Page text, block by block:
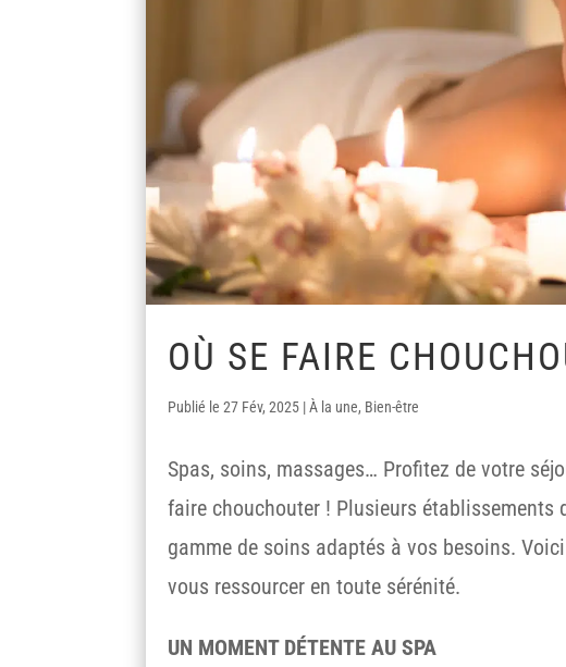
OÙ SE FAIRE
27 Fév, 2025 |À la une, Bien-être
Spas, soins, massages… Profitez de votre
faire chouchouter ! Plusieurs établissements
gamme de soins adaptés à vos besoins.
vous ressourcer en toute sérénité.
UN MOMENT DÉTENTE AU SPA